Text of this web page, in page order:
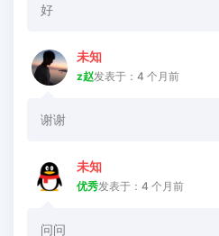
好
未知
z赵发表于：4 个月前
谢谢
未知
优秀发表于：4 个月前
问问